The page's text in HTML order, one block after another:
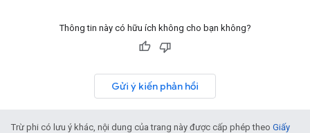
Thông tin này có hữu ích không cho bạn không?
Gửi ý kiến phản hồi
Trừ phi có lưu ý khác, nội dung của trang này được cấp phép theo Giấy